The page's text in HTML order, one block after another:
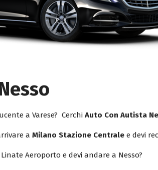
a Varese? Cerchi Auto Con Autista
a Milano Stazione Centrale e devi
Aeroporto e devi andare a Nesso?